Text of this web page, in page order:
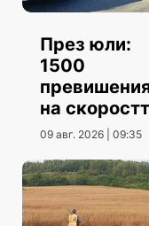
През юли:
1500
на
повече от
09 авг. 2026 | 09:35